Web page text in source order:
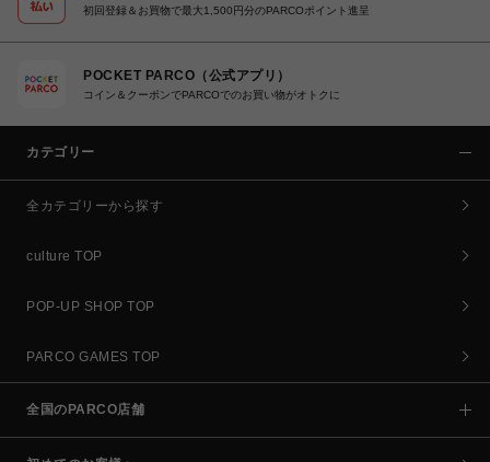
初回登録＆お買物で最大1,500円分のPARCOポイント進呈
POCKET PARCO（公式アプリ）
コイン＆クーポンでPARCOでのお買い物がオトクに
カテゴリー
全カテゴリーから探す
culture TOP
POP-UP SHOP TOP
PARCO GAMES TOP
全国のPARCO店舗